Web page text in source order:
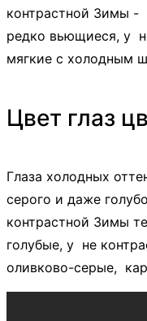
контрастной Зимы -
редко вьющиеся, у
мягкие с холодным
Цвет глаз
Глаза холодных
серого и даже
контрастной Зимы
голубые, у не
оливково-серые,